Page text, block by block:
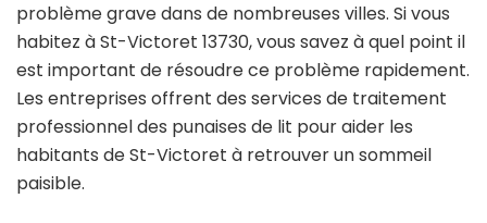
problème grave dans de nombreuses villes. Si vous
habitez à St-Victoret 13730, vous savez à quel point il
est important de résoudre ce problème rapidement.
Les entreprises offrent des services de traitement
professionnel des punaises de lit pour aider les
habitants de St-Victoret à retrouver un sommeil
paisible.